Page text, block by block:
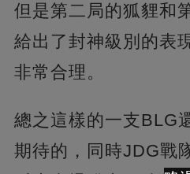
但是第二局的狐貍和
給出了封神級別的表
非常合理。
總之這樣的一支BLG
期待的，同時JDG戰